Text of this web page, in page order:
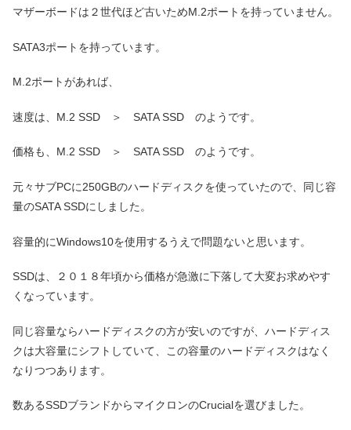
マザーボードは２世代ほど古いためM.2ポートを持っていません。
SATA3ポートを持っています。
M.2ポートがあれば、
速度は、M.2 SSD ＞ SATA SSD のようです。
価格も、M.2 SSD ＞ SATA SSD のようです。
元々サブPCに250GBのハードディスクを使っていたので、同じ容
量のSATA SSDにしました。
容量的にWindows10を使用するうえで問題ないと思います。
SSDは、２０１８年頃から価格が急激に下落して大変お求めやす
くなっています。
同じ容量ならハードディスクの方が安いのですが、ハードディス
クは大容量にシフトしていて、この容量のハードディスクはなく
なりつつあります。
数あるSSDブランドからマイクロンのCrucialを選びました。